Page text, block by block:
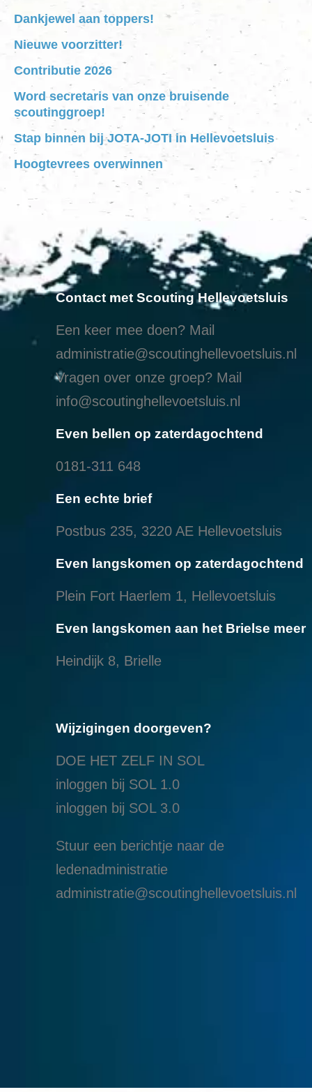
Dankjewel aan toppers!
Nieuwe voorzitter!
Contributie 2026
Word secretaris van onze bruisende
scoutinggroep!
Stap binnen bij JOTA-JOTI in Hellevoetsluis
Hoogtevrees overwinnen
Contact met Scouting Hellevoetsluis
Een keer mee doen? Mail
administratie@scoutinghellevoetsluis.nl
Vragen over onze groep? Mail
info@scoutinghellevoetsluis.nl
Even bellen op zaterdagochtend
0181-311 648
Een echte brief
Postbus 235, 3220 AE Hellevoetsluis
Even langskomen op zaterdagochtend
Plein Fort Haerlem 1, Hellevoetsluis
Even langskomen aan het Brielse meer
Heindijk 8, Brielle
Wijzigingen doorgeven?
DOE HET ZELF IN SOL
inloggen bij SOL 1.0
inloggen bij SOL 3.0
Stuur een berichtje naar de
ledenadministratie
administratie@scoutinghellevoetsluis.nl